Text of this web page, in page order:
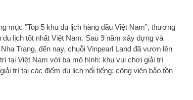
mục "Top 5 khu du lịch hàng đầu Việt Nam”, thương
lịch tốt nhất Việt Nam. Sau 9 năm xây dựng và
Trang, đến nay, chuỗi Vinpearl Land đã vươn lên
tại Việt Nam với ba mô hình: khu vui chơi giải trí
trí tại các điểm du lịch nổi tiếng; công viên bảo tồn